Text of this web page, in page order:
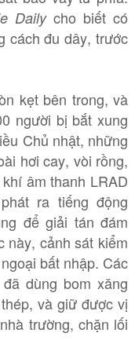
Dailycho biết có
cách đu dây, trước
kẹt bên trong, và
người bị bắt xung
Chủ nhật, những
hơi cay, vòi rồng,
âm thanh LRAD
ra tiếng động
để giải tán đám
này, cảnh sát kiểm
bất nhập. Các
dùng bom xăng
và giữ được vị
trường, chặn lối